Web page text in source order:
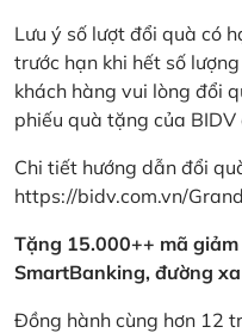
Lưu ý số lượt đổi quà có
trước hạn khi hết số
khách hàng vui lòng đổi
phiếu quà tặng của
Chi tiết hướng dẫn đổi
https://bidv.com.vn/
Tặng 15.000++ mã
SmartBanking, đường
Đồng hành cùng hơn 12